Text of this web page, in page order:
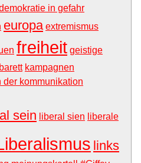
in gefahr
europa extremismus
freiheit geistige
kampagnen
der kommunikation
sein liberal sien liberale
links